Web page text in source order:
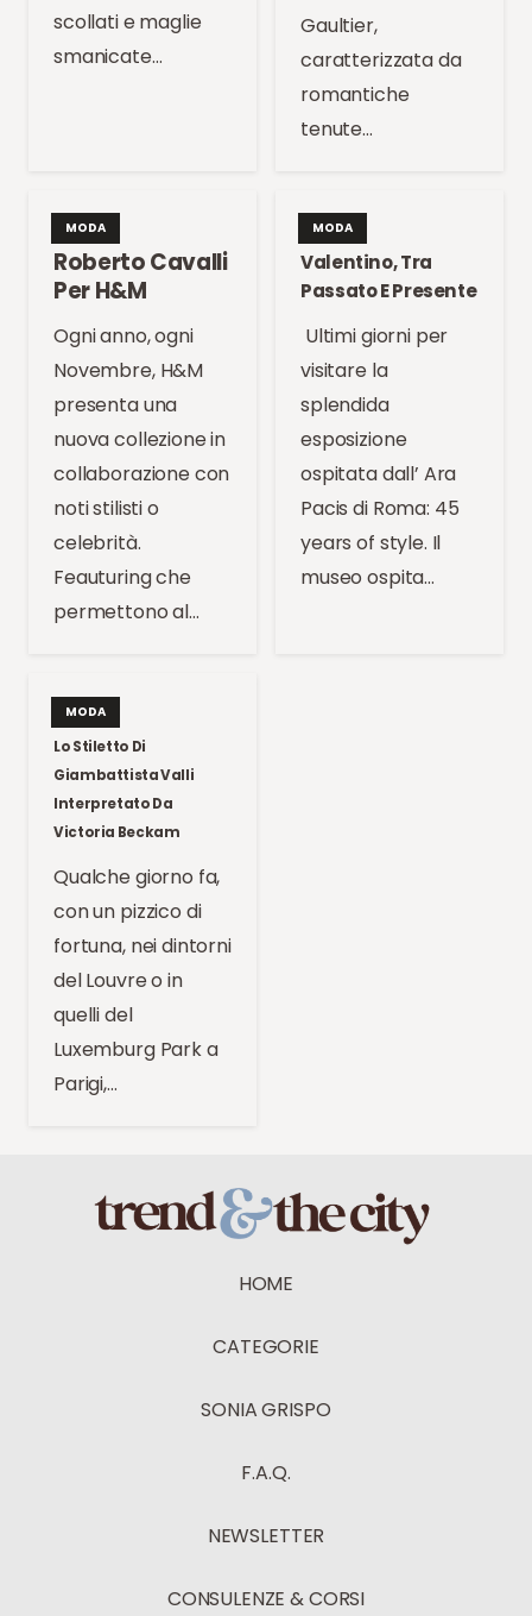
scollati e maglie
smanicate…
Gaultier,
caratterizzata da
romantiche
tenute…
MODA
Roberto Cavalli
Per H&M
Ogni anno, ogni
Novembre, H&M
presenta una
nuova collezione in
collaborazione con
noti stilisti o
celebrità.
Feauturing che
permettono al…
MODA
Valentino, Tra
Passato E Presente
Ultimi giorni per
visitare la
splendida
esposizione
ospitata dall’ Ara
Pacis di Roma: 45
years of style. Il
museo ospita…
MODA
Lo Stiletto Di
Giambattista Valli
Interpretato Da
Victoria Beckam
Qualche giorno fa,
con un pizzico di
fortuna, nei dintorni
del Louvre o in
quelli del
Luxemburg Park a
Parigi,…
HOME
CATEGORIE
SONIA GRISPO
F.A.Q.
NEWSLETTER
CONSULENZE & CORSI